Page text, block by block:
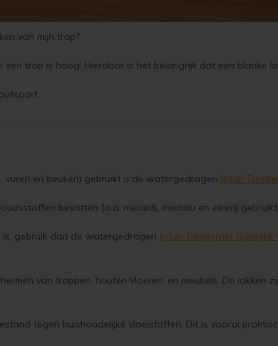
van mijn trap?
trap is hoog. Hierdoor is het belangrijk dat een blanke
en beuken) gebruikt u de watergedragen Jotun
bevatten (o.a. meranti, merbau en eiken)
gebruik dan de watergedragen Jotun Trestjerner Gulvlakk
van trappen, houten vloeren, en meubels. De
tegen huishoudelijke vloeistoffen. Dit is vooral